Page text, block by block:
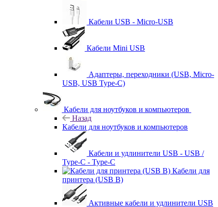
Кабели USB - Micro-USB
Кабели Mini USB
Адаптеры, переходники (USB, Micro-
USB, USB Type-C)
Кабели для ноутбуков и компьютеров
Назад
Кабели для ноутбуков и компьютеров
Кабели и удлинители USB - USB /
Type-C - Type-C
Кабели для
принтера (USB B)
Активные кабели и удлинители USB